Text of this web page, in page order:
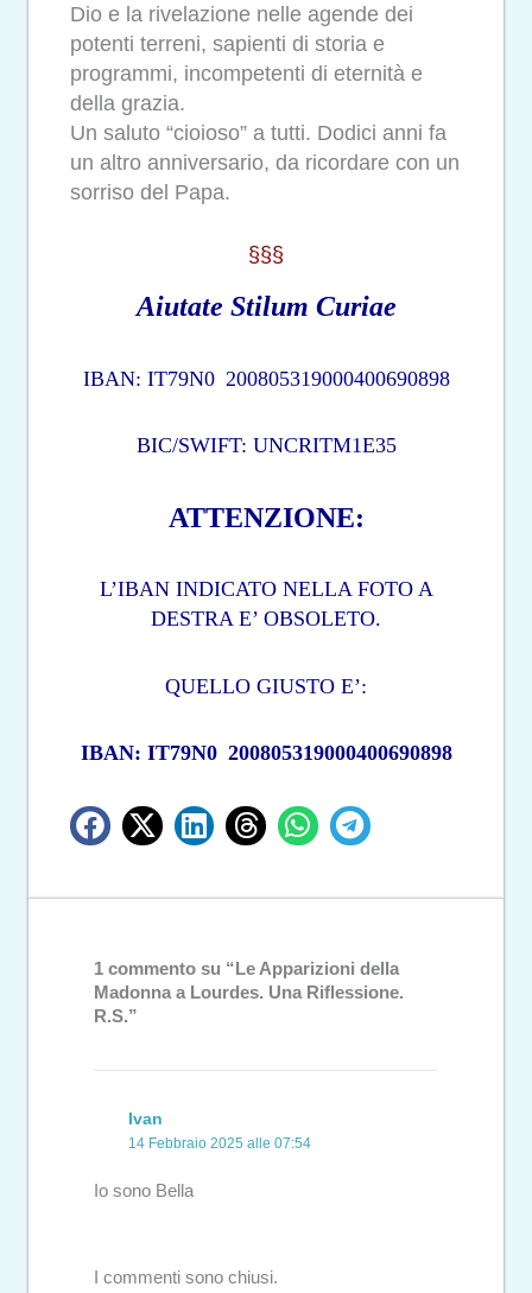
Dio e la rivelazione nelle agende dei
potenti terreni, sapienti di storia e
programmi, incompetenti di eternità e
della grazia.
Un saluto “cioioso” a tutti. Dodici anni fa
un altro anniversario, da ricordare con un
sorriso del Papa.
§§§
Aiutate Stilum Curiae
IBAN: IT79N0 200805319000400690898
BIC/SWIFT: UNCRITM1E35
ATTENZIONE:
L’IBAN INDICATO NELLA FOTO A
DESTRA E’ OBSOLETO.
QUELLO GIUSTO E’:
IBAN: IT79N0 200805319000400690898
1 commento su “Le Apparizioni della
Madonna a Lourdes. Una Riflessione.
R.S.”
Ivan
14 Febbraio 2025 alle 07:54
Io sono Bella
I commenti sono chiusi.